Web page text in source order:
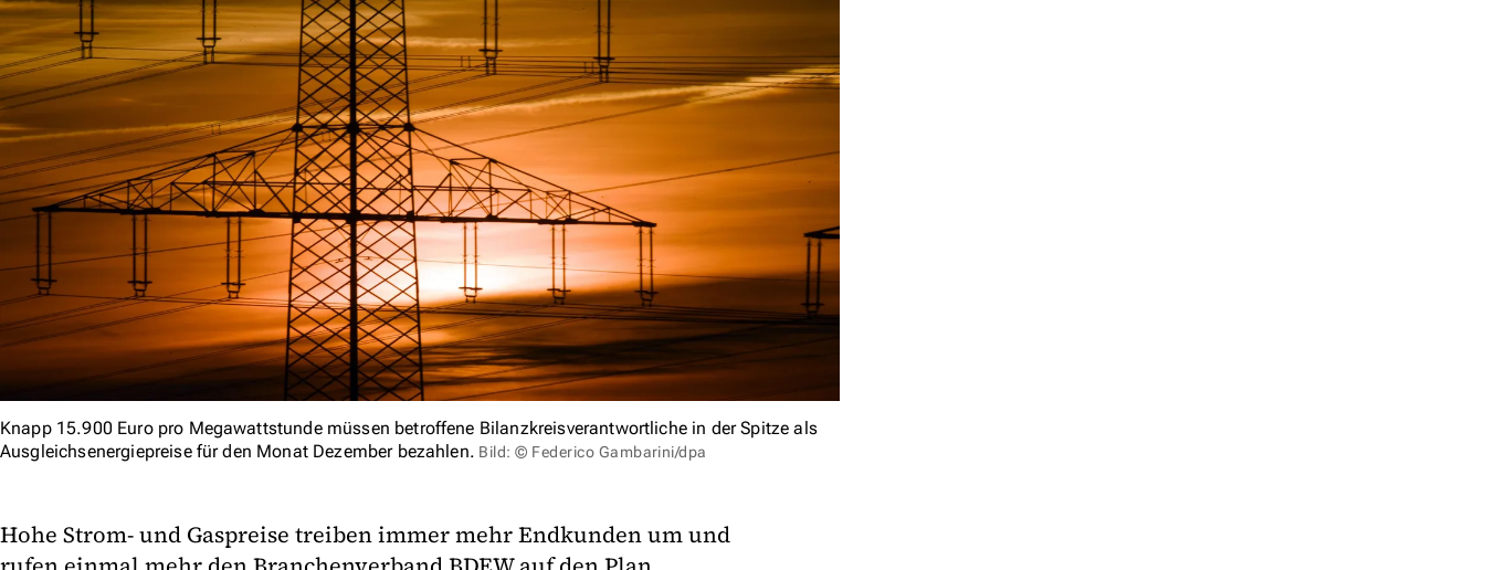
Knapp 15.900 Euro pro Megawattstunde müssen betroffene Bilanzkreisverantwortliche in der Spitze als
Ausgleichsenergiepreise für den Monat Dezember bezahlen. Bild: © Federico Gambarini/dpa
Hohe Strom- und Gaspreise treiben immer mehr Endkunden um und